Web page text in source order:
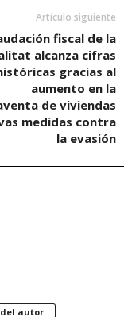
Artículo siguiente
fiscal de la
alcanza cifras
gracias al
aumento en la
de viviendas
medidas contra
la evasión
autor